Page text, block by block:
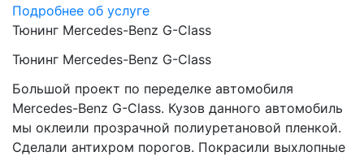
Подробнее об услуге
Тюнинг Mercedes-Benz G-Class
Тюнинг Mercedes-Benz G-Class
Большой проект по переделке автомобиля
Mercedes-Benz G-Class. Кузов данного автомобиль
мы оклеили прозрачной полиуретановой пленкой.
Сделали антихром порогов. Покрасили выхлопные